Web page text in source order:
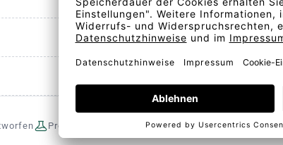
Produktion auf Bestellung Kostenlose Lieferung